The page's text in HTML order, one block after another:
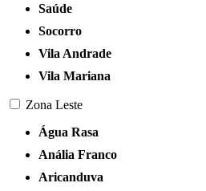
Saúde
Socorro
Vila Andrade
Vila Mariana
Zona Leste
Água Rasa
Anália Franco
Aricanduva